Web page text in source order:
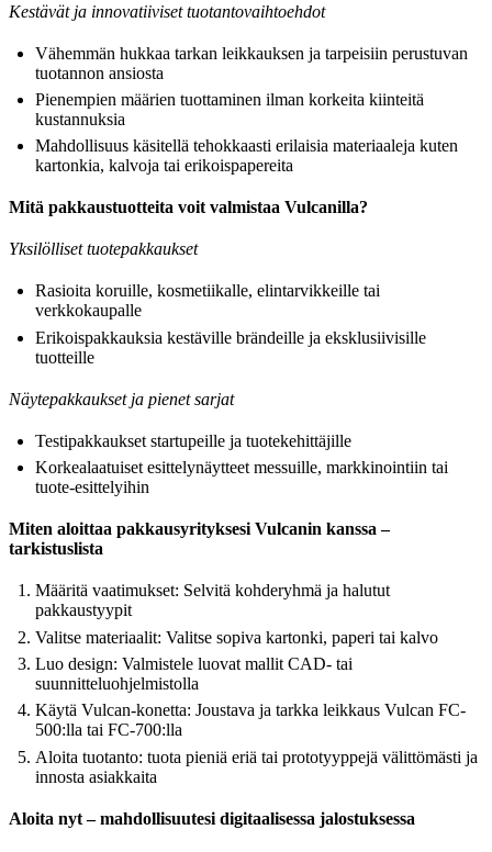
Kestävät ja innovatiiviset tuotantovaihtoehdot
Vähemmän hukkaa tarkan leikkauksen ja tarpeisiin perustuvan
tuotannon ansiosta
Pienempien määrien tuottaminen ilman korkeita kiinteitä
kustannuksia
Mahdollisuus käsitellä tehokkaasti erilaisia materiaaleja kuten
kartonkia, kalvoja tai erikoispapereita
Mitä pakkaustuotteita voit valmistaa Vulcanilla?
Yksilölliset tuotepakkaukset
Rasioita koruille, kosmetiikalle, elintarvikkeille tai
verkkokaupalle
Erikoispakkauksia kestäville brändeille ja eksklusiivisille
tuotteille
Näytepakkaukset ja pienet sarjat
Testipakkaukset startupeille ja tuotekehittäjille
Korkealaatuiset esittelynäytteet messuille, markkinointiin tai
tuote-esittelyihin
Miten aloittaa pakkausyrityksesi Vulcanin kanssa –
tarkistuslista
Määritä vaatimukset: Selvitä kohderyhmä ja halutut
pakkaustyypit
Valitse materiaalit: Valitse sopiva kartonki, paperi tai kalvo
Luo design: Valmistele luovat mallit CAD- tai
suunnitteluohjelmistolla
Käytä Vulcan-konetta: Joustava ja tarkka leikkaus Vulcan FC-
500:lla tai FC-700:lla
Aloita tuotanto: tuota pieniä eriä tai prototyyppejä välittömästi ja
innosta asiakkaita
Aloita nyt – mahdollisuutesi digitaalisessa jalostuksessa